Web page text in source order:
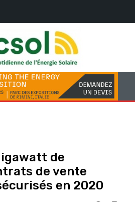
de
de vente
en 2020